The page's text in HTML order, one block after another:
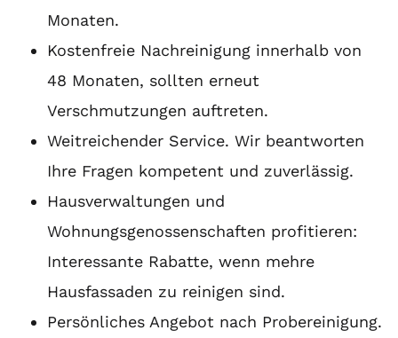
Monaten.
Kostenfreie Nachreinigung innerhalb von
48 Monaten, sollten erneut
Verschmutzungen auftreten.
Weitreichender Service. Wir beantworten
Ihre Fragen kompetent und zuverlässig.
Hausverwaltungen und
Wohnungsgenossenschaften profitieren:
Interessante Rabatte, wenn mehre
Hausfassaden zu reinigen sind.
Persönliches Angebot nach Probereinigung.